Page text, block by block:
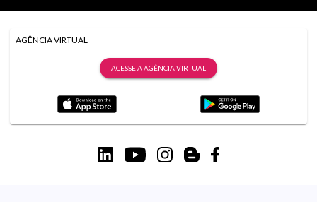
AGÊNCIA VIRTUAL
ACESSE A AGÊNCIA VIRTUAL